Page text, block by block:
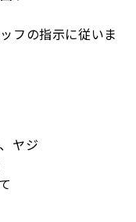
フの指示に従いま
ヤジ